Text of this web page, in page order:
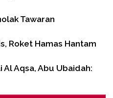
Tawaran
Roket Hamas Hantam
Aqsa, Abu Ubaidah: